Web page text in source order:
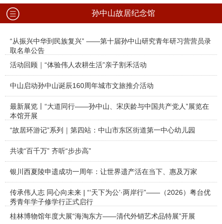
孙中山故居纪念馆
“从振兴中华到民族复兴” ——第十届孙中山研究青年研习营营员录
取名单公告
活动回顾｜“体验伟人农耕生活”亲子割禾活动
中山启动孙中山诞辰160周年城市文旅推介活动
最新展览丨“大道同行——孙中山、宋庆龄与中国共产党人”展览在
本馆开展
“故居环游记”系列｜第四站：中山市东区街道第一中心幼儿园
共读“百千万” 齐听“步步高”
银川西夏陵申遗成功一周年：让世界遗产活在当下、惠及万家
传承伟人志 同心向未来 | “‘天下为公’·两岸行”——（2026）粤台优
秀青年学子修学行正式启行
桂林博物馆年度大展“海淘东方——清代外销艺术品特展”开展